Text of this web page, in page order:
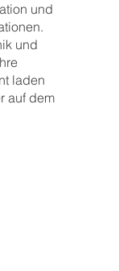
und
und
laden
auf dem